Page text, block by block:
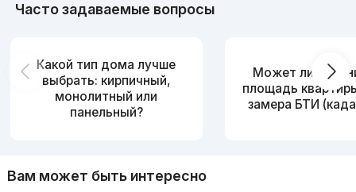
Часто задаваемые вопросы
Какой тип дома лучше
выбрать: кирпичный,
монолитный или
панельный?
Может ли
площадь
замера БТИ
Вам может быть интересно